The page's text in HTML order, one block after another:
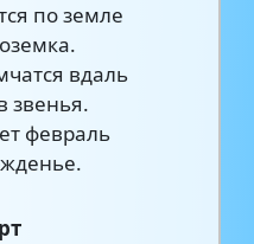
по земле
вдаль
звенья.
февраль